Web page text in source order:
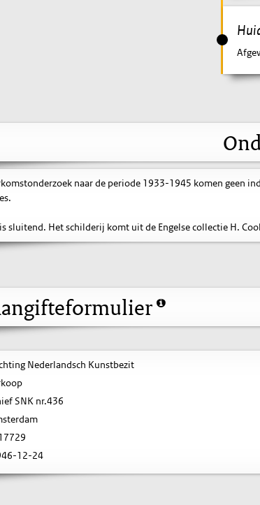
naar de periode 1933-1945 komen geen
sluitend. Het schilderij komt uit de Engelse collectie H.
Nederlandsch Kunstbezit
SNK nr.436
12-24